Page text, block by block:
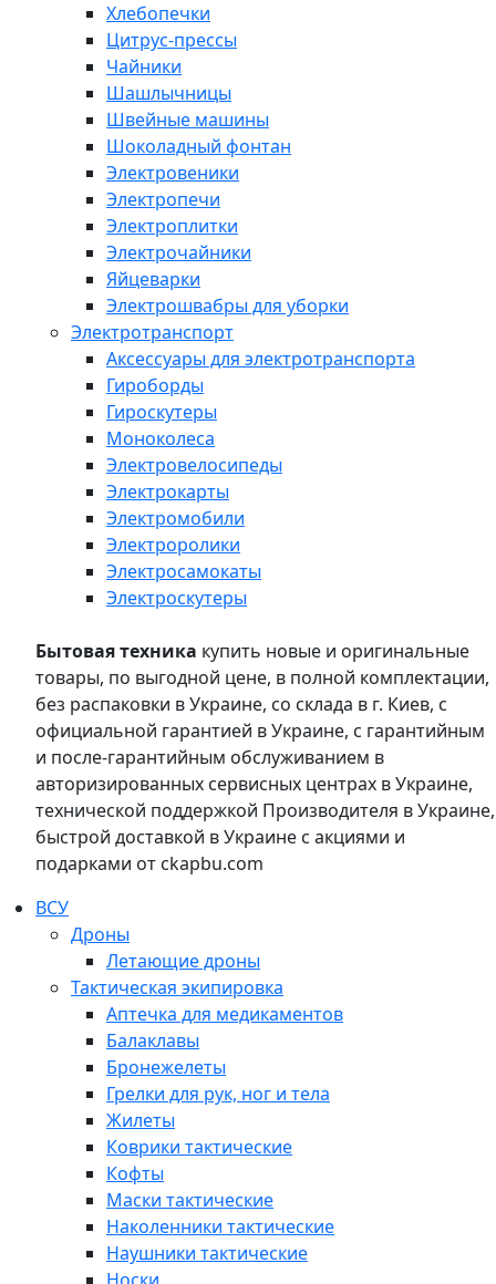
Хлебопечки
Цитрус-прессы
Чайники
Шашлычницы
Швейные машины
Шоколадный фонтан
Электровеники
Электропечи
Электроплитки
Электрочайники
Яйцеварки
Электрошвабры для уборки
Электротранспорт
Аксессуары для электротранспорта
Гироборды
Гироскутеры
Моноколеса
Электровелосипеды
Электрокарты
Электромобили
Электроролики
Электросамокаты
Электроскутеры
Бытовая техника купить новые и оригинальные
товары, по выгодной цене, в полной комплектации,
без распаковки в Украине, со склада в г. Киев, с
официальной гарантией в Украине, с гарантийным
и после-гарантийным обслуживанием в
авторизированных сервисных центрах в Украине,
технической поддержкой Производителя в Украине,
быстрой доставкой в Украине с акциями и
подарками от ckapbu.com
ВСУ
Дроны
Летающие дроны
Тактическая экипировка
Аптечка для медикаментов
Балаклавы
Бронежелеты
Грелки для рук, ног и тела
Жилеты
Коврики тактические
Кофты
Маски тактические
Наколенники тактические
Наушники тактические